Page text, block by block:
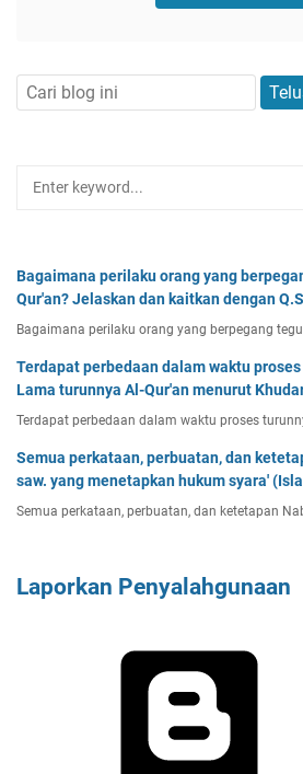
Bagaimana perilaku orang yang
Qur'an? Jelaskan dan kaitkan dengan
Bagaimana perilaku orang yang berpegang
Terdapat perbedaan dalam waktu
Lama turunnya Al-Qur'an menurut
Terdapat perbedaan dalam waktu proses
Semua perkataan, perbuatan, dan
saw. yang menetapkan hukum syara'
Semua perkataan, perbuatan, dan ketetapan
Laporkan Penyalahgunaan